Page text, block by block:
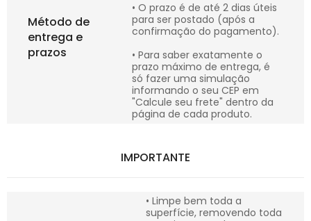
Método de
entrega e
prazos
• O prazo é de até 2 dias úteis
para ser postado (após a
confirmação do pagamento).
• Para saber exatamente o
prazo máximo de entrega, é
só fazer uma simulação
informando o seu CEP em
"Calcule seu frete" dentro da
página de cada produto.
IMPORTANTE
• Limpe bem toda a
superfície, removendo toda